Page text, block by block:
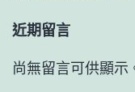
近期留言
尚無留言可供顯示